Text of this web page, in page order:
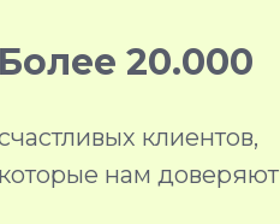
клиентов,
которые нам доверяют
Более 20.000